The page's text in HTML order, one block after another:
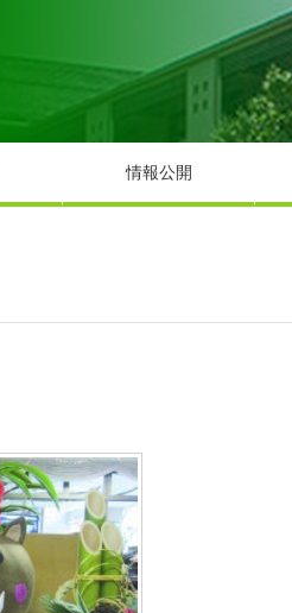
情報公開